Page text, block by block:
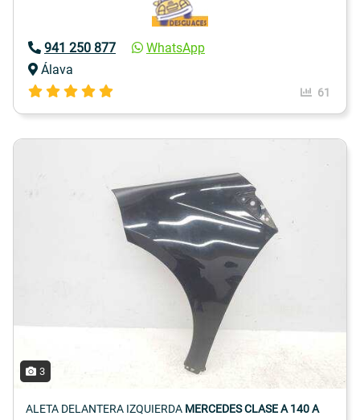
941 250 877
WhatsApp
Álava
61
3
ALETA DELANTERA IZQUIERDA MERCEDES CLASE A 140 A